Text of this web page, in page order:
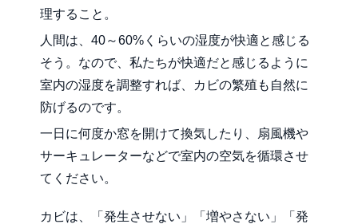
理すること。
人間は、40～60%くらいの湿度が快適と感じる
そう。なので、私たちが快適だと感じるように
室内の湿度を調整すれば、カビの繁殖も自然に
防げるのです。
一日に何度か窓を開けて換気したり、扇風機や
サーキュレーターなどで室内の空気を循環させ
てください。
カビは、「発生させない」「増やさない」「発